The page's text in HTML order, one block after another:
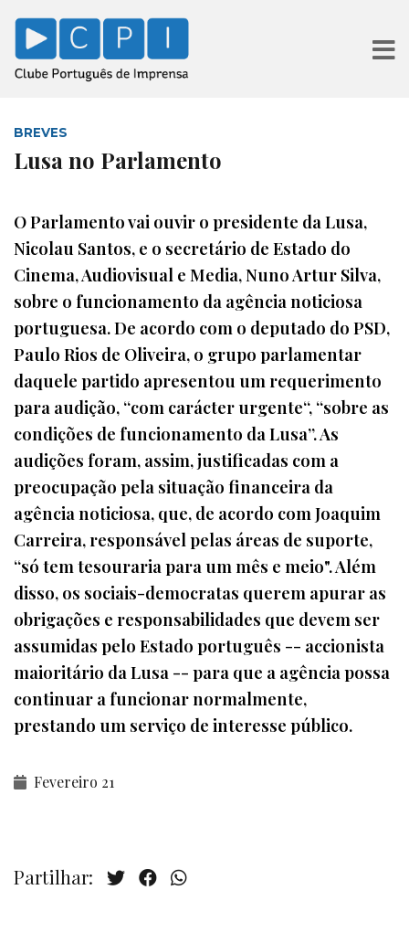
BREVES
Lusa no Parlamento
O Parlamento vai ouvir o presidente da Lusa,
Nicolau Santos, e o secretário de Estado do
Cinema, Audiovisual e Media, Nuno Artur Silva,
sobre o funcionamento da agência noticiosa
portuguesa. De acordo com o deputado do PSD,
Paulo Rios de Oliveira, o grupo parlamentar
daquele partido apresentou um requerimento
para audição, “com carácter urgente“, “sobre as
condições de funcionamento da Lusa”. As
audições foram, assim, justificadas com a
preocupação pela situação financeira da
agência noticiosa, que, de acordo com Joaquim
Carreira, responsável pelas áreas de suporte,
“só tem tesouraria para um mês e meio". Além
disso, os sociais-democratas querem apurar as
obrigações e responsabilidades que devem ser
assumidas pelo Estado português -- accionista
maioritário da Lusa -- para que a agência possa
continuar a funcionar normalmente,
prestando um serviço de interesse público.
Fevereiro 21
Partilhar: